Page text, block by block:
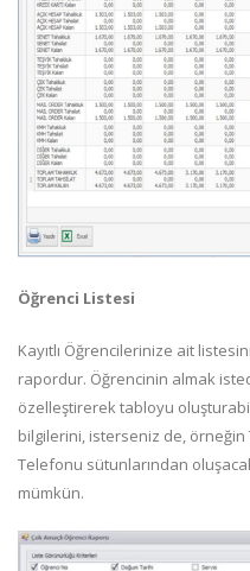
Öğrenci Listesi
Kayıtlı Öğrencilerinize ait
rapordur. Öğrencinin almak
özelleştirerek tabloyu
bilgilerini, isterseniz de, örneğin
Telefonu sütunlarından
mümkün.